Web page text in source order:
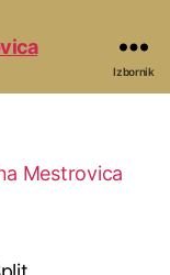
Izbornik